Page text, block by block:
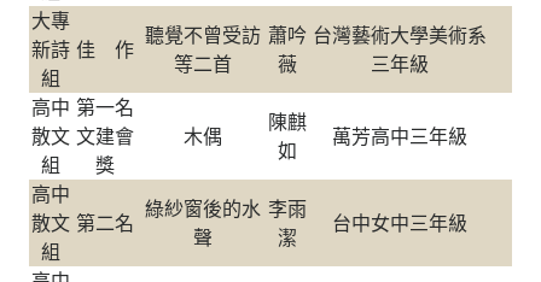
大專
新詩
組
佳 作
聽覺不曾受訪
等二首
蕭吟
薇
台灣藝術大學美術系
三年級
高中
散文
組
第一名
文建會
獎
木偶
陳麒
如
萬芳高中三年級
高中
散文
組
第二名
綠紗窗後的水
聲
李雨
潔
台中女中三年級